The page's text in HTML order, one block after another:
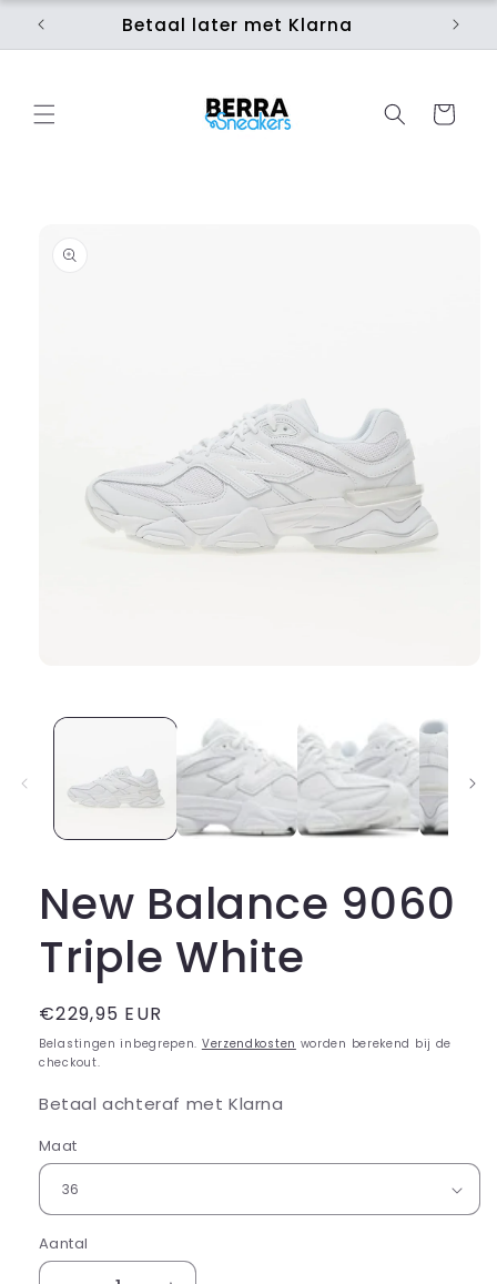
naar de
content
Betaal later met Klarna
Winkelwagen
New Balance 9060
Triple White
Normale
prijs
€229,95 EUR
Belastingen inbegrepen. Verzendkosten worden berekend bij de
checkout.
Betaal achteraf met Klarna
Maat
Aantal